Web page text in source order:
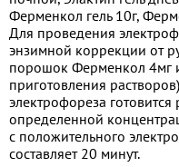
Ферменкол гель 10г,
Для проведения
энзимной коррекции от
порошок Ферменкол 4мг
приготовления
электрофореза
определенной
с положительного
составляет 20 минут.